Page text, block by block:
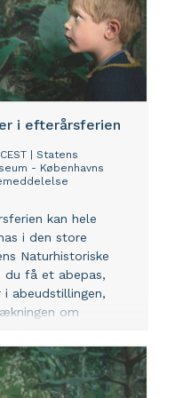
i efterårsferien
Statens
- Københavns
kan hele
i den store
Naturhistoriske
du få et abepas,
abeudstillingen,
om